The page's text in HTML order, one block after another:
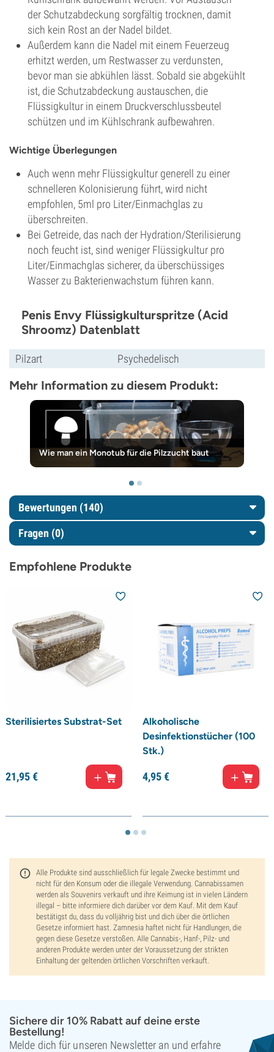
der Schutzabdeckung sorgfältig trocknen, damit
sich kein Rost an der Nadel bildet.
Außerdem kann die Nadel mit einem Feuerzeug
erhitzt werden, um Restwasser zu verdunsten,
bevor man sie abkühlen lässt. Sobald sie abgekühlt
ist, die Schutzabdeckung austauschen, die
Flüssigkultur in einem Druckverschlussbeutel
schützen und im Kühlschrank aufbewahren.
Wichtige Überlegungen
Auch wenn mehr Flüssigkultur generell zu einer
schnelleren Kolonisierung führt, wird nicht
empfohlen, 5ml pro Liter/Einmachglas zu
überschreiten.
Bei Getreide, das nach der Hydration/Sterilisierung
noch feucht ist, sind weniger Flüssigkultur pro
Liter/Einmachglas sicherer, da überschüssiges
Wasser zu Bakterienwachstum führen kann.
Penis Envy Flüssigkulturspritze (Acid
Shroomz) Datenblatt
Pilzart Psychedelisch
Mehr Information zu diesem Produkt:
Wie man ein Monotub für die Pilzzucht baut
Bewertungen (140)
Fragen (0)
Empfohlene Produkte
Sterilisiertes Substrat-Set
21,95€
Alkoholische
Desinfektionstücher (100
Stk.)
4,95€
Alle Produkte sind ausschließlich für legale Zwecke bestimmt und
nicht für den Konsum oder die illegale Verwendung. Cannabissamen
werden als Souvenirs verkauft und ihre Keimung ist in vielen Ländern
illegal – bitte informiere dich darüber vor dem Kauf. Mit dem Kauf
bestätigst du, dass du volljährig bist und dich über die örtlichen
Gesetze informiert hast. Zamnesia haftet nicht für Handlungen, die
gegen diese Gesetze verstoßen. Alle Cannabis-, Hanf-, Pilz- und
anderen Produkte werden unter der Voraussetzung der strikten
Einhaltung der geltenden örtlichen Vorschriften verkauft.
Sichere dir 10% Rabatt auf deine erste
Bestellung!
Melde dich für unseren Newsletter an und erfahre